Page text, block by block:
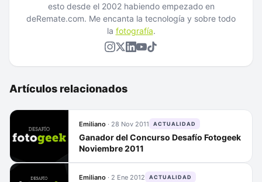
esto desde el 2002 habiendo empezado en
deRemate.com. Me encanta la tecnología y sobre todo
la fotografía.
Artículos relacionados
Emiliano · 28 Nov 2011 ACTUALIDAD
Ganador del Concurso Desafío Fotogeek
Noviembre 2011
Emiliano · 2 Ene 2012 ACTUALIDAD